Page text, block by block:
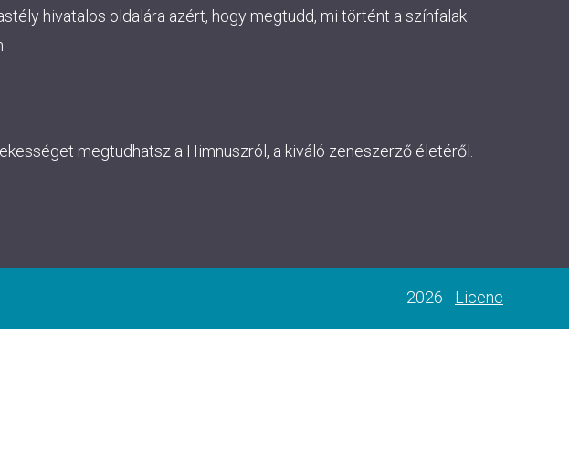
hivatalos oldalára azért, hogy megtudd, mi történt a színfalak
megtudhatsz a Himnuszról, a kiváló zeneszerző életéről.
2026 - Licenc